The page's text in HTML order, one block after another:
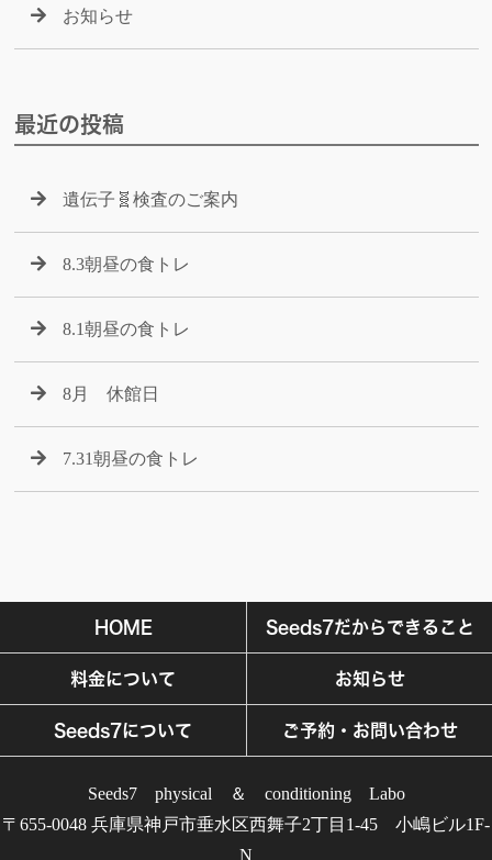
お知らせ
最近の投稿
遺伝子🧬検査のご案内
8.3朝昼の食トレ
8.1朝昼の食トレ
8月 休館日
7.31朝昼の食トレ
HOME Seeds7だからできること
料金について お知らせ
Seeds7について ご予約・お問い合わせ
Seeds7 physical ＆ conditioning Labo
〒655-0048 兵庫県神戸市垂水区西舞子2丁目1-45 小嶋ビル1F-
N